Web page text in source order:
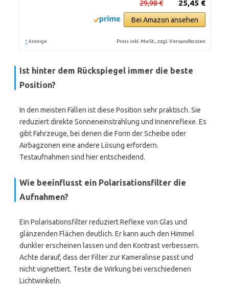
25,45 €
29,98 €
Bei Amazon ansehen
* Anzeige Preis inkl. MwSt., zzgl. Versandkosten
Ist hinter dem Rückspiegel immer die beste
Position?
In den meisten Fällen ist diese Position sehr praktisch. Sie
reduziert direkte Sonneneinstrahlung und Innenreflexe. Es
gibt Fahrzeuge, bei denen die Form der Scheibe oder
Airbagzonen eine andere Lösung erfordern.
Testaufnahmen sind hier entscheidend.
Wie beeinflusst ein Polarisationsfilter die
Aufnahmen?
Ein Polarisationsfilter reduziert Reflexe von Glas und
glänzenden Flächen deutlich. Er kann auch den Himmel
dunkler erscheinen lassen und den Kontrast verbessern.
Achte darauf, dass der Filter zur Kameralinse passt und
nicht vignettiert. Teste die Wirkung bei verschiedenen
Lichtwinkeln.